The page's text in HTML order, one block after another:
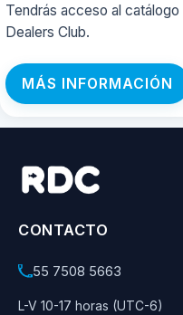
Tendrás acceso al
Dealers Club.
MÁS INFORMACIÓN
CONTACTO
55 7508 5663
L-V 10-17 horas (UTC-6)